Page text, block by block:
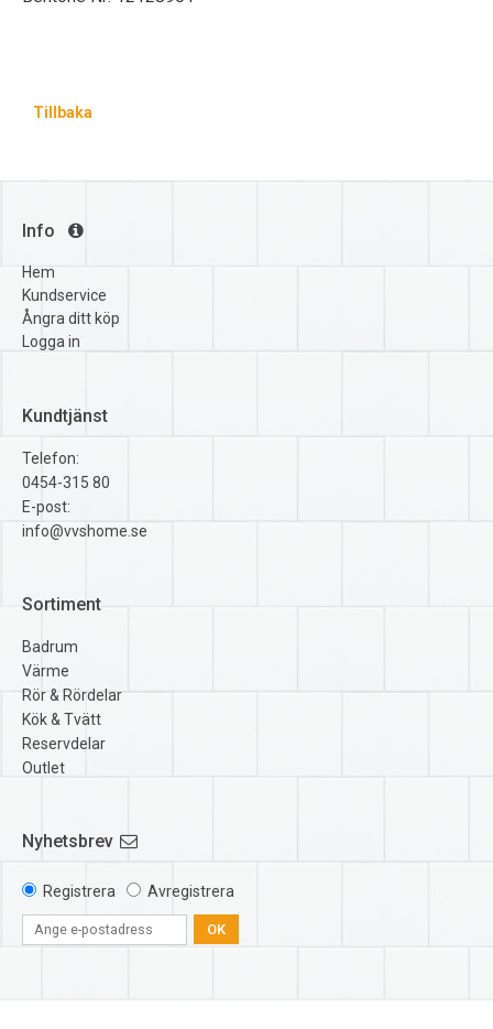
Tillbaka
Info
Hem
Kundservice
Ångra ditt köp
Logga in
Kundtjänst
Telefon:
0454-315 80
E-post:
info@vvshome.se
Sortiment
Badrum
Värme
Rör & Rördelar
Kök & Tvätt
Reservdelar
Outlet
Nyhetsbrev
Registrera Avregistrera
OK